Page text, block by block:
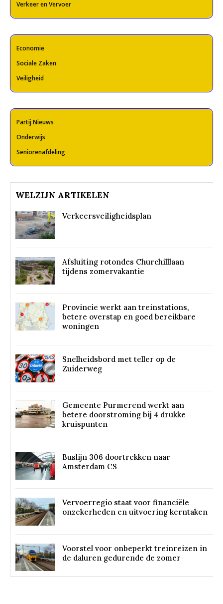
Verkeer en Vervoer
Economie
Sociale Zaken
Veiligheid
Partij Nieuws
Onderwijs
Seniorenafdeling
WELZIJN ARTIKELEN
Verkeersveiligheidsplan
Afsluiting rotondes Churchilllaan
tijdens zomervakantie
Provincie werkt aan treinstations,
betere overstap en goed bereikbare
woningen
Snelheidsbord met teller op de
Zuiderweg
Gemeente Purmerend werkt aan
betere doorstroming bij 4 drukke
kruispunten
Buslijn 306 doortrekken naar
Amsterdam CS
Vervoerregio staat voor financiële
onzekerheden en uitvoering kerntaken
Voorstel voor onbeperkt treinreizen in
de daluren gedurende de zomer